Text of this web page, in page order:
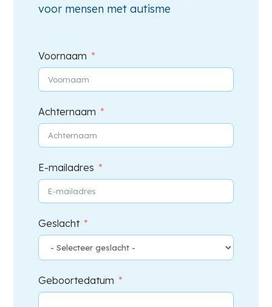
voor mensen met autisme
Voornaam
Achternaam
E-mailadres
Geslacht
Geboortedatum